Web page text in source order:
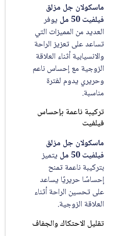
ماسكولان جل مزلق
يوفر
العديد من المميزات التي
تساعد على تعزيز الراحة
والانسيابية أثناء العلاقة
الزوجية مع إحساس ناعم
وحريري يدوم لفترة
تركيبة ناعمة بإحساس
ماسكولان جل مزلق
يتميز
بتركيبة ناعمة تمنح
إحساسًا حريريًا يساعد
على تحسين الراحة أثناء
العلاقة الزوجية.
تقليل الاحتكاك والجفاف